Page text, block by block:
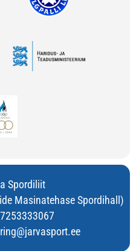
Spordiliit
Masinatehase Spordihall)